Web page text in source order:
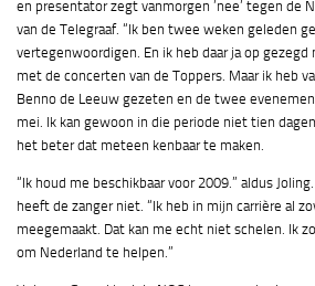
en presentator zegt vanmorgen ’nee’ tegen de
van de Telegraaf. “Ik ben twee weken geleden
vertegenwoordigen. En ik heb daar ja op
met de concerten van de Toppers. Maar ik heb
Benno de Leeuw gezeten en de twee
mei. Ik kan gewoon in die periode niet tien
het beter dat meteen kenbaar te maken.
“Ik houd me beschikbaar voor 2009.” aldus
heeft de zanger niet. “Ik heb in mijn carrière al
meegemaakt. Dat kan me echt niet schelen. Ik
om Nederland te helpen.”